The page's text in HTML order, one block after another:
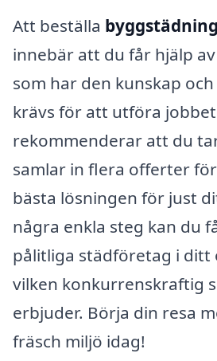
Att beställa
innebär att du får hjälp
som har den kunskap
krävs för att utföra
rekommenderar att du
samlar in flera offerter
bästa lösningen för just
några enkla steg kan du
pålitliga städföretag i ditt
vilken konkurrenskraftig
erbjuder. Börja din resa
fräsch miljö idag!